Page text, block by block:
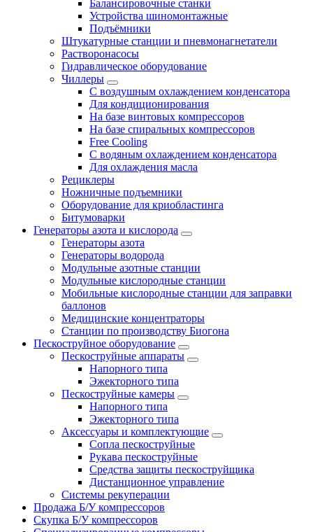
Балансировочные станки
Устройства шиномонтажные
Подъёмники
Штукатурные станции и пневмонагнетатели
Растворонасосы
Гидравлическое оборудование
Чиллеры
С воздушным охлаждением конденсатора
Для кондиционирования
На базе винтовых компрессоров
На базе спиральных компрессоров
Free Cooling
С водяным охлаждением конденсатора
Для охлаждения масла
Рециклеры
Ножничные подъемники
Оборудование для криобластинга
Битумоварки
Генераторы азота и кислорода
Генераторы азота
Генераторы водорода
Модульные азотные станции
Модульные кислородные станции
Мобильные кислородные станции для заправки
баллонов
Медицинские концентраторы
Станции по производству Биогона
Пескоструйное оборудование
Пескоструйные аппараты
Напорного типа
Эжекторного типа
Пескоструйные камеры
Напорного типа
Эжекторного типа
Аксессуары и комплектующие
Сопла пескоструйные
Рукава пескоструйные
Средства защиты пескоструйщика
Дистанционное управление
Системы рекуперации
Продажа Б/У компрессоров
Скупка Б/У компрессоров